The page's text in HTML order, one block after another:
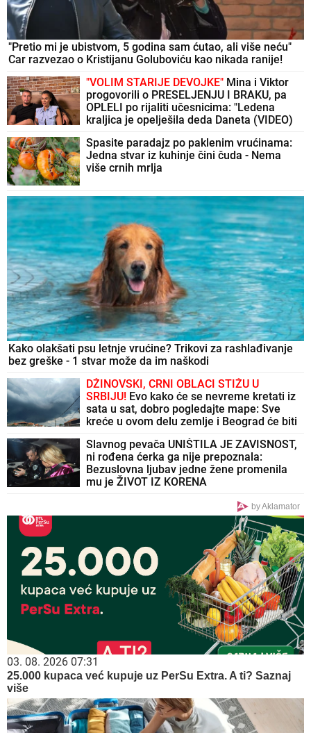
"Pretio mi je ubistvom, 5 godina sam ćutao, ali više neću"
Car razvezao o Kristijanu Goluboviću kao nikada ranije!
"VOLIM STARIJE DEVOJKE" Mina i Viktor
progovorili o PRESELJENJU I BRAKU, pa
OPLELI po rijaliti učesnicima: "Ledena
kraljica je opelješila deda Daneta (VIDEO)
Spasite paradajz po paklenim vrućinama:
Jedna stvar iz kuhinje čini čuda - Nema
više crnih mrlja
Kako olakšati psu letnje vrućine? Trikovi za rashlađivanje
bez greške - 1 stvar može da im naškodi
DŽINOVSKI, CRNI OBLACI STIŽU U
SRBIJU! Evo kako će se nevreme kretati iz
sata u sat, dobro pogledajte mape: Sve
kreće u ovom delu zemlje i Beograd će biti
Slavnog pevača UNIŠTILA JE ZAVISNOST,
ni rođena ćerka ga nije prepoznala:
Bezuslovna ljubav jedne žene promenila
mu je ŽIVOT IZ KORENA
by Aklamator
03. 08. 2026 07:31
25.000 kupaca već kupuje uz PerSu Extra. A ti? Saznaj
više